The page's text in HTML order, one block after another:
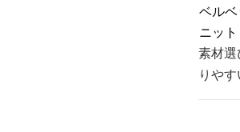
ベルベ
ニッ
素材
りや